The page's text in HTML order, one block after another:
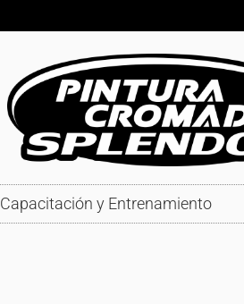
Capacitación y Entrenamiento